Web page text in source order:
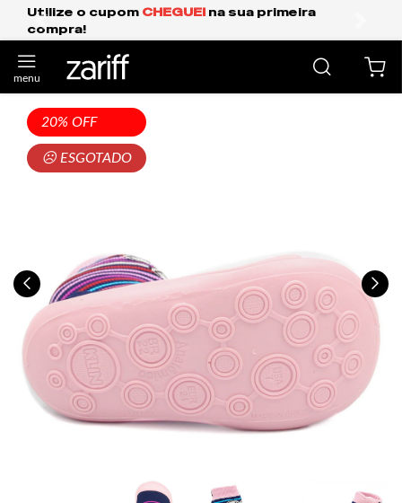
na sua primeira Frete Grátis
anterior
20% OFF
☹ ESGOTADO